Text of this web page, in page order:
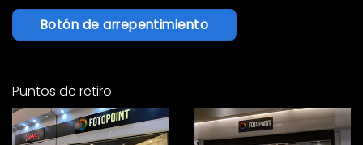
Botón de arrepentimiento
Puntos de retiro